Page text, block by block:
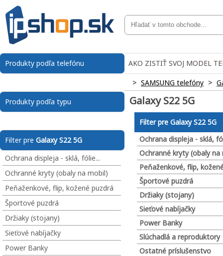
Produkty podľa telefónu
Produkty podľa typu
Filter pre Galaxy S22 5G
Ochrana displeja - sklá, fólie...
Ochranné kryty (obaly na mobil)
Peňaženkové, flip, kožené puzdrá
Športové puzdrá
Držiaky (stojany)
Sieťové nabíjačky
Power Banky
AKO ZISTIŤ SVOJ MODEL
> SAMSUNG telefóny >
Galaxy S22 5G
Filter pre Galaxy S22 5G
Ochrana displeja - sklá,
Ochranné kryty (obaly na
Peňaženkové, flip,
Športové puzdrá
Držiaky (stojany)
Sieťové nabíjačky
Power Banky
Slúchadlá a reproduktory
Ostatné príslušenstvo